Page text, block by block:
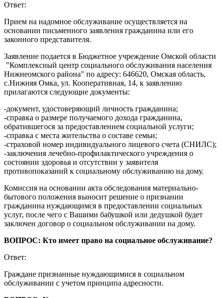
Ответ:
Прием на надомное обслуживание осуществляется на
основании письменного заявления гражданина или его
законного представителя.
Заявление подается в Бюджетное учреждение Омской области
"Комплексный центр социального обслуживания населения
Нижнеомского района" по адресу: 646620, Омская область,
с.Нижняя Омка, ул. Кооперативная, 14, к заявлению
прилагаются следующие документы:
-документ, удостоверяющий личность гражданина;
-справка о размере получаемого дохода гражданина,
обратившегося за предоставлением социальной услуги;
-справка с места жительства о составе семьи;
-страховой номер индивидуального лицевого счета (СНИЛС);
-заключения лечебно-профилактического учреждения о
состоянии здоровья и отсутствии у заявителя
противопоказаний к социальному обслуживанию на дому.
Комиссия на основании акта обследования материально-
бытового положения выносит решение о признании
гражданина нуждающимся в предоставлении социальных
услуг, после чего с Вашими бабушкой или дедушкой будет
заключен договор о социальном обслуживании на дому.
ВОПРОС: Кто имеет право на социальное обслуживание?
Ответ:
Граждане признанные нуждающимися в социальном
обслуживании с учетом принципа адресности.